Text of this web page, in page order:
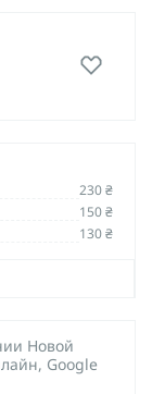
230 ₴
150 ₴
130 ₴
Новой
Google